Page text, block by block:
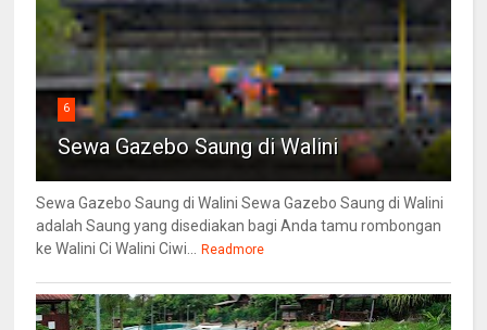
6
Sewa Gazebo Saung di Walini
Sewa Gazebo Saung di Walini Sewa Gazebo Saung di Walini
adalah Saung yang disediakan bagi Anda tamu rombongan
ke Walini Ci Walini Ciwi...
Readmore